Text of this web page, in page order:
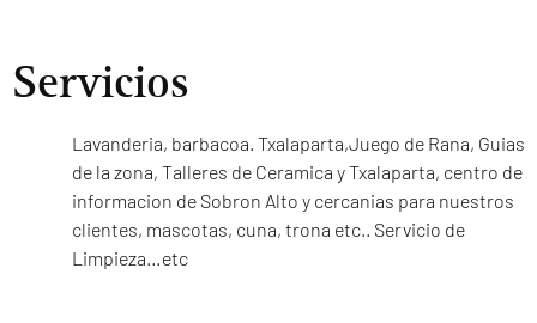
Servicios
Lavanderia, barbacoa. Txalaparta,Juego de Rana, Guias
de la zona, Talleres de Ceramica y Txalaparta, centro de
informacion de Sobron Alto y cercanias para nuestros
clientes, mascotas, cuna, trona etc.. Servicio de
Limpieza…etc